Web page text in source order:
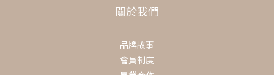
關於我們
品牌故事
會員制度